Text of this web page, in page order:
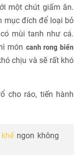
một chút giấm ăn.
mục đích để loại bỏ
mùi tanh như cá.
món canh rong biển
chịu và sẽ rất khó
cho ráo, tiến hành
ngon không